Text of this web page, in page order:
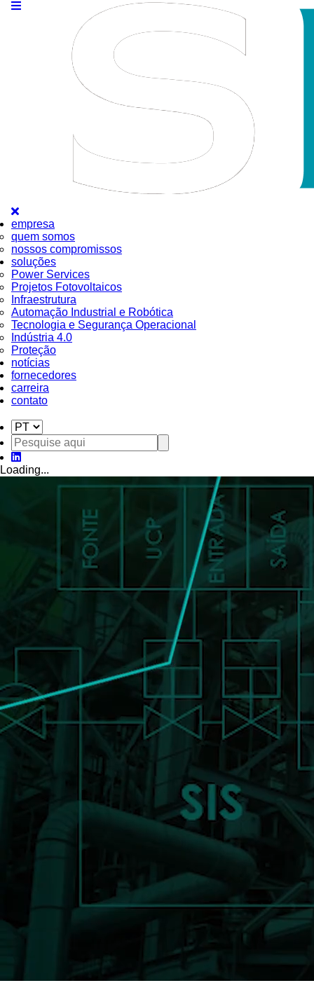
empresa
quem somos
nossos compromissos
soluções
Power Services
Projetos Fotovoltaicos
Infraestrutura
Automação Industrial e Robótica
Tecnologia e Segurança Operacional
Indústria 4.0
Proteção
notícias
fornecedores
carreira
contato
Loading...